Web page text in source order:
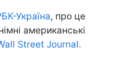
Україна, про це
американські
Street Journal.